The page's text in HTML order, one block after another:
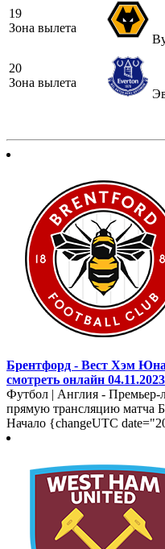
19
Зона вылета
20
Зона вылета
Брентфорд - Вест Хэм
смотреть онлайн 04.11.2023
Футбол | Англия - Премьер-
прямую трансляцию матча
Начало {changeUTC